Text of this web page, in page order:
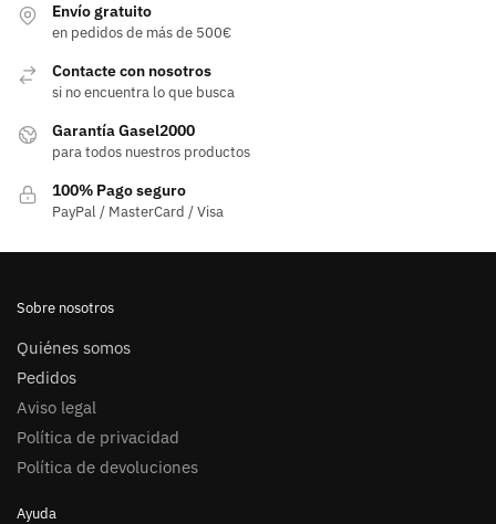
Envío gratuito
en pedidos de más de 500€
Contacte con nosotros
si no encuentra lo que busca
Garantía Gasel2000
para todos nuestros productos
100% Pago seguro
PayPal / MasterCard / Visa
Sobre nosotros
Quiénes somos
Pedidos
Aviso legal
Política de privacidad
Política de devoluciones
Ayuda